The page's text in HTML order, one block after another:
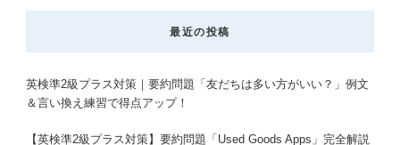
最近の投稿
英検準2級プラス対策｜要約問題「友だちは多い方がいい？」例文
＆言い換え練習で得点アップ！
【英検準2級プラス対策】要約問題「Used Goods Apps」完全解説